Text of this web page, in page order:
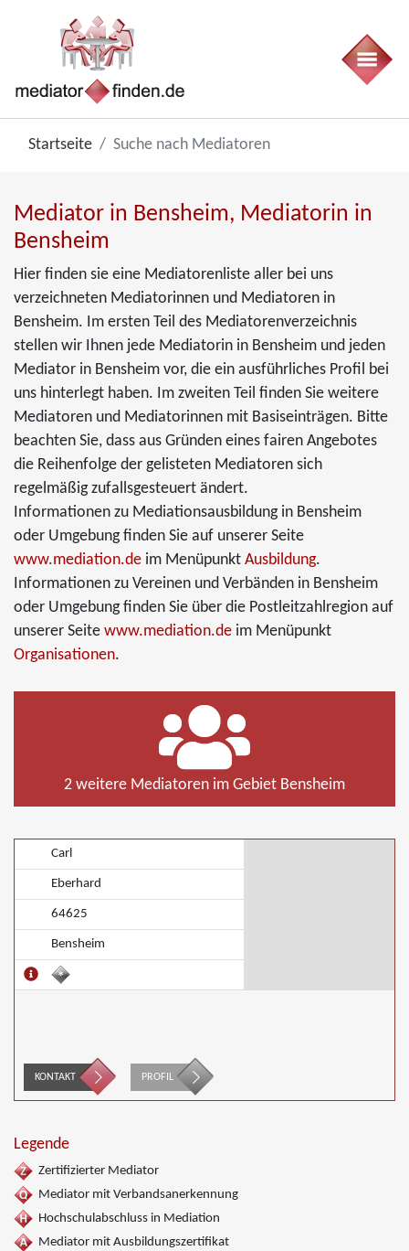
Startseite Suche nach Mediatoren
Mediator in Bensheim, Mediatorin in
Bensheim
Hier finden sie eine Mediatorenliste aller bei uns
verzeichneten Mediatorinnen und Mediatoren in
Bensheim. Im ersten Teil des Mediatorenverzeichnis
stellen wir Ihnen jede Mediatorin in Bensheim und jeden
Mediator in Bensheim vor, die ein ausführliches Profil bei
uns hinterlegt haben. Im zweiten Teil finden Sie weitere
Mediatoren und Mediatorinnen mit Basiseinträgen. Bitte
beachten Sie, dass aus Gründen eines fairen Angebotes
die Reihenfolge der gelisteten Mediatoren sich
regelmäßig zufallsgesteuert ändert.
Informationen zu Mediationsausbildung in Bensheim
oder Umgebung finden Sie auf unserer Seite
www.mediation.de im Menüpunkt Ausbildung.
Informationen zu Vereinen und Verbänden in Bensheim
oder Umgebung finden Sie über die Postleitzahlregion auf
unserer Seite www.mediation.de im Menüpunkt
Organisationen.
2 weitere Mediatoren im Gebiet Bensheim
Carl
Eberhard
64625
Bensheim
KONTAKT PROFIL
Legende
Zertifizierter Mediator
Mediator mit Verbandsanerkennung
Hochschulabschluss in Mediation
Mediator mit Ausbildungszertifikat